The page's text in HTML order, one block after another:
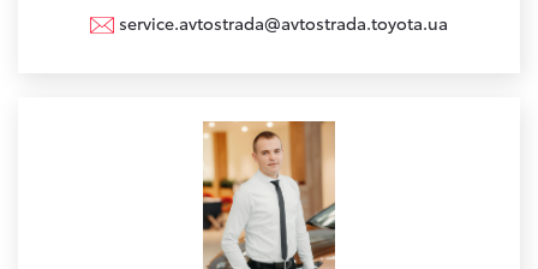
service.avtostrada@avtostrada.toyota.ua